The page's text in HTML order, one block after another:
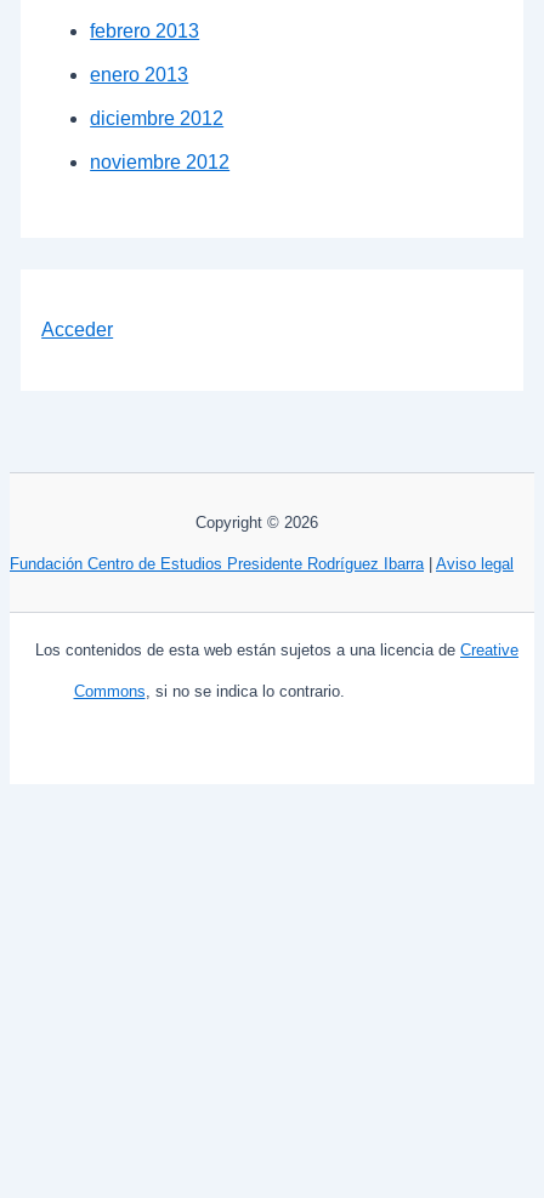
febrero 2013
enero 2013
diciembre 2012
noviembre 2012
Acceder
Copyright © 2026
Fundación Centro de Estudios Presidente Rodríguez Ibarra| Aviso legal
Los contenidos de esta web están sujetos a una licencia de Creative
Commons, si no se indica lo contrario.